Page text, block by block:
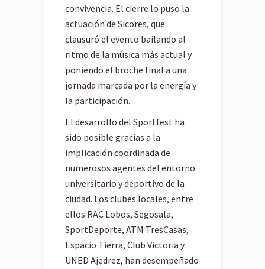
convivencia. El cierre lo puso la
actuación de Sicores, que
clausuró el evento bailando al
ritmo de la música más actual y
poniendo el broche final a una
jornada marcada por la energía y
la participación.
El desarrollo del Sportfest ha
sido posible gracias a la
implicación coordinada de
numerosos agentes del entorno
universitario y deportivo de la
ciudad. Los clubes locales, entre
ellos RAC Lobos, Segosala,
SportDeporte, ATM TresCasas,
Espacio Tierra, Club Victoria y
UNED Ajedrez, han desempeñado